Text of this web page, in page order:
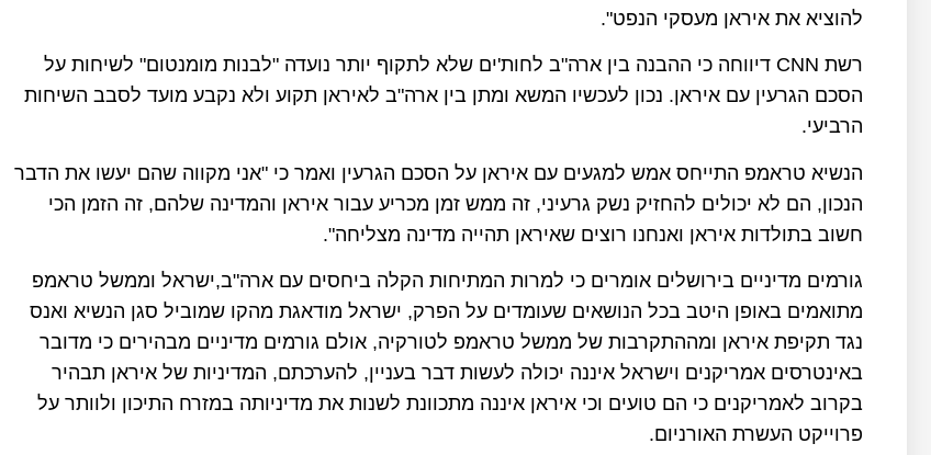
להוציא את איראן מעסקי הנפט".
רשת CNN דיווחה כי ההבנה בין ארה"ב לחות'ים שלא לתקוף יותר נועדה "לבנות מומנטום" לשיחות על
הסכם הגרעין עם איראן. נכון לעכשיו המשא ומתן בין ארה"ב לאיראן תקוע ולא נקבע מועד לסבב השיחות
הרביעי.
הנשיא טראמפ התייחס אמש למגעים עם איראן על הסכם הגרעין ואמר כי "אני מקווה שהם יעשו את הדבר
הנכון, הם לא יכולים להחזיק נשק גרעיני, זה ממש זמן מכריע עבור איראן והמדינה שלהם, זה הזמן הכי
חשוב בתולדות איראן ואנחנו רוצים שאיראן תהייה מדינה מצליחה".
גורמים מדיניים בירושלים אומרים כי למרות המתיחות הקלה ביחסים עם ארה"ב,ישראל וממשל טראמפ
מתואמים באופן היטב בכל הנושאים שעומדים על הפרק, ישראל מודאגת מהקו שמוביל סגן הנשיא ואנס
נגד תקיפת איראן ומההתקרבות של ממשל טראמפ לטורקיה, אולם גורמים מדיניים מבהירים כי מדובר
באינטרסים אמריקנים וישראל איננה יכולה לעשות דבר בעניין, להערכתם, המדיניות של איראן תבהיר
בקרוב לאמריקנים כי הם טועים וכי איראן איננה מתכוונת לשנות את מדיניותה במזרח התיכון ולוותר על
פרוייקט העשרת האורניום.